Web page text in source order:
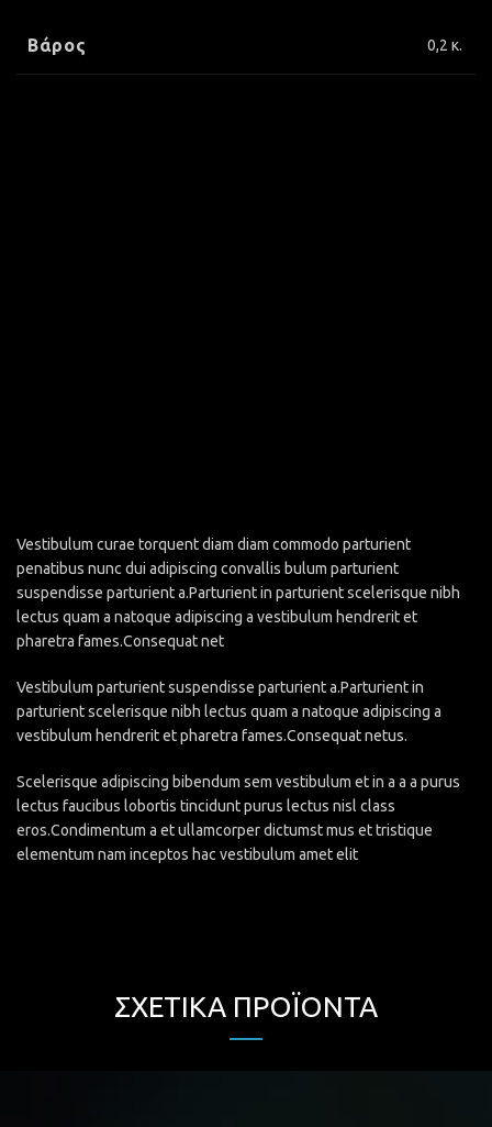
Βάρος 0,2 κ.
Vestibulum curae torquent diam diam commodo parturient
penatibus nunc dui adipiscing convallis bulum parturient
suspendisse parturient a.Parturient in parturient scelerisque nibh
lectus quam a natoque adipiscing a vestibulum hendrerit et
pharetra fames.Consequat net
Vestibulum parturient suspendisse parturient a.Parturient in
parturient scelerisque nibh lectus quam a natoque adipiscing a
vestibulum hendrerit et pharetra fames.Consequat netus.
Scelerisque adipiscing bibendum sem vestibulum et in a a a purus
lectus faucibus lobortis tincidunt purus lectus nisl class
eros.Condimentum a et ullamcorper dictumst mus et tristique
elementum nam inceptos hac vestibulum amet elit
ΣΧΕΤΙΚΆ ΠΡΟΪΌΝΤΑ